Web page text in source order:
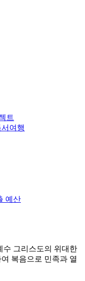
트
여행
예산
수 그리스도의 위대한
복음으로 민족과 열